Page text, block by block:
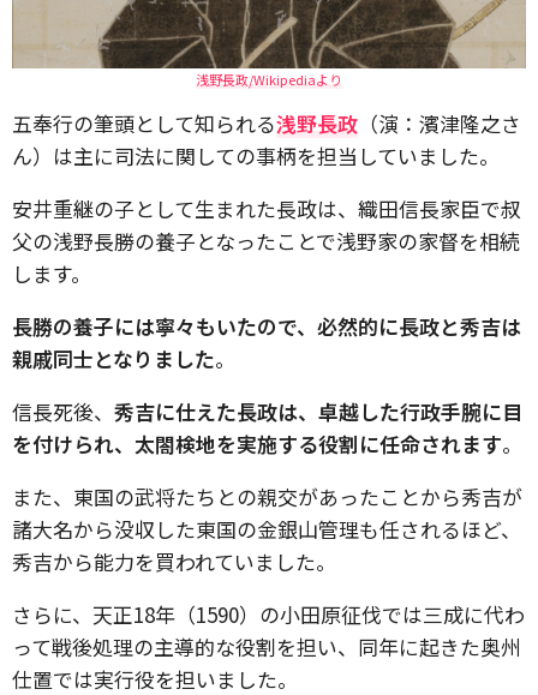
浅野長政/Wikipediaより
五奉行の筆頭として知られる浅野長政 （演：濱津隆之さ
ん）は主に司法に関しての事柄を担当していました。
安井重継の子として生まれた長政は、織田信長家臣で叔
父の浅野長勝の養子となったことで浅野家の家督を相続
します。
長勝の養子には寧々もいたので、必然的に長政と秀吉は
親戚同士となりました。
信長死後、 秀吉に仕えた長政は、卓越した行政手腕に目
を付けられ、太閤検地を実施する役割に任命されます。
また、東国の武将たちとの親交があったことから秀吉が
諸大名から没収した東国の金銀山管理も任されるほど、
秀吉から能力を買われていました。
さらに、天正18年（1590）の小田原征伐では三成に代わ
って戦後処理の主導的な役割を担い、同年に起きた奥州
仕置では実行役を担いました。